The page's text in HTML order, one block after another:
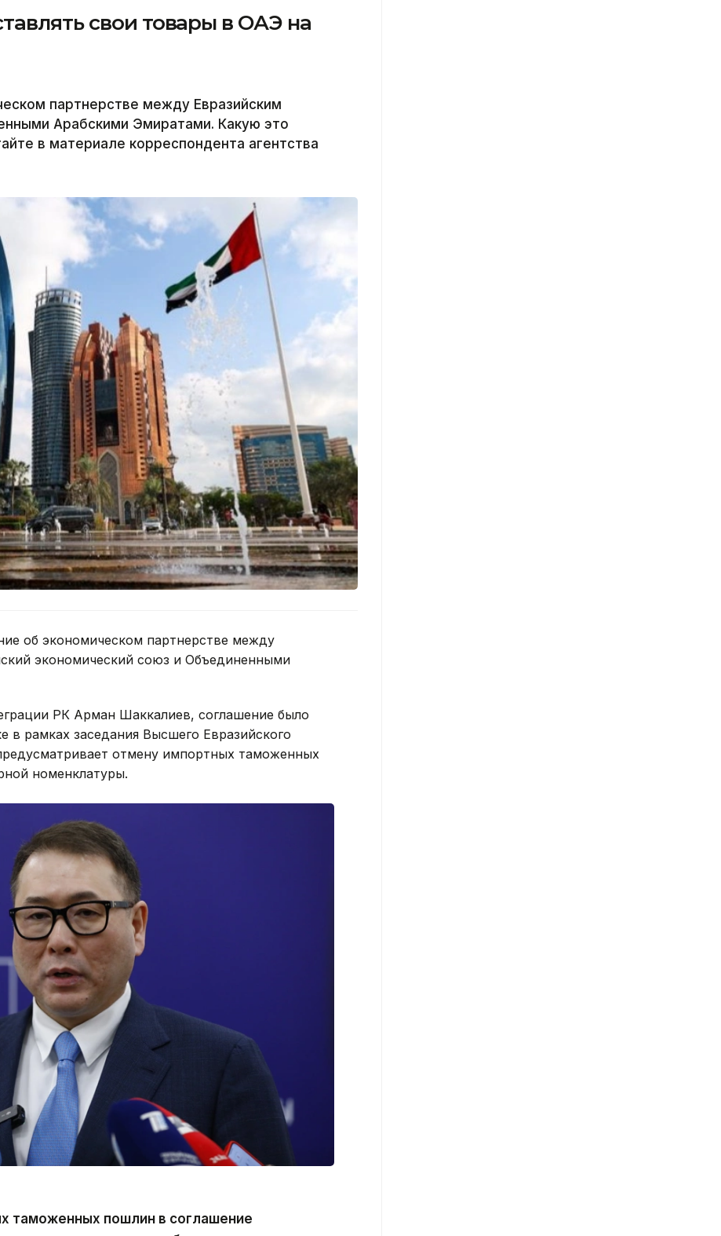
свои товары в ОАЭ на
партнерстве между Евразийским
Арабскими Эмиратами. Какую это
в материале корреспондента агентства
об экономическом партнерстве между
экономический союз и Объединенными
РК Арман Шаккалиев, соглашение было
в рамках заседания Высшего Евразийского
отмену импортных таможенных
номенклатуры.
пошлин в соглашение